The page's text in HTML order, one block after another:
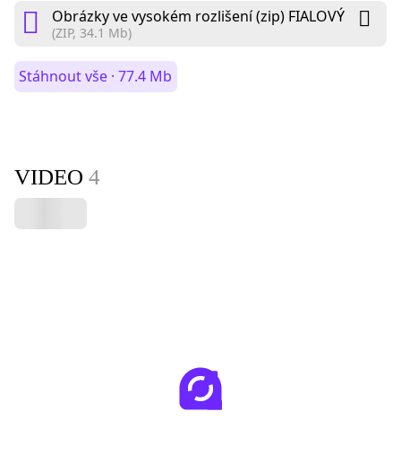
Obrázky ve vysokém rozlišení (zip) FIALOVÝ
(ZIP, 34.1 Mb)
Stáhnout vše · 77.4 Mb
VIDEO 4